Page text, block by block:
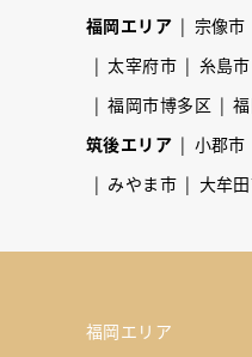
福岡エリア
宗像市
太宰府市
糸島市
福岡市博多区
筑後エリア
小郡市
みやま市
大牟
福岡エリア